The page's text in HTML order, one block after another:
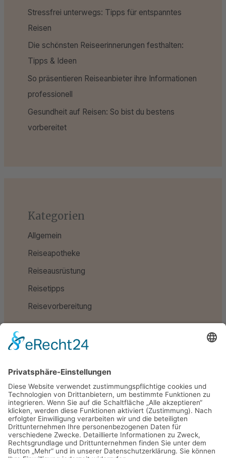
Stressfrei unterwegs: Tipps für entspanntes
Reisen
Die schönsten Reiseerinnerungen festhalten:
Tipps & Ideen
So präsentieren Reiseanbieter ihre Informationen
professionell
Gesundheit auf Reisen: So bist du bestens
vorbereitet
Kategorien
Allgemein
Reiseapotheke
Reiseausrüstung
Reisetipps
Reisevorbereitung
Schlagwörter
Reiseapotheke Reiseausrüstung Reisetipps